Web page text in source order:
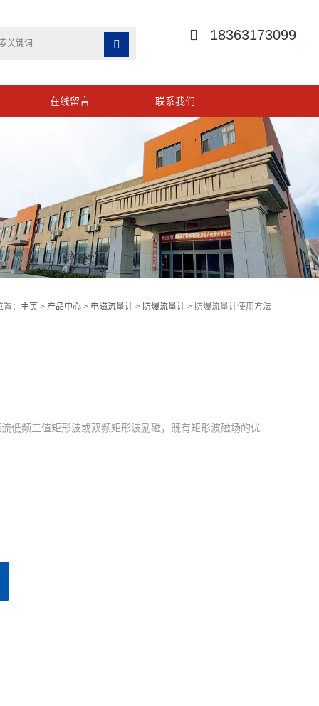

 18363173099
在线留言 联系我们
： 主页 > 产品中心> 电磁流量计> 防爆流量计> 防爆流量计使用方法
低频三值矩形波或双频矩形波励磁，既有矩形波磁场的优